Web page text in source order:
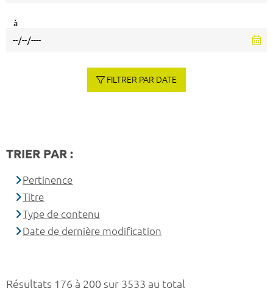
Résultats 176 à 200 sur 3533 au total
à
FILTRER PAR DATE
TRIER PAR :
Pertinence
Titre
Type de contenu
Date de dernière modification